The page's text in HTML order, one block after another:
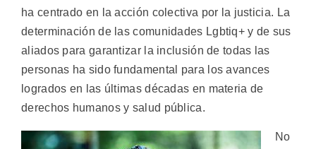
ha centrado en la acción colectiva por la justicia. La
determinación de las comunidades Lgbtiq+ y de sus
aliados para garantizar la inclusión de todas las
personas ha sido fundamental para los avances
logrados en las últimas décadas en materia de
derechos humanos y salud pública.
No